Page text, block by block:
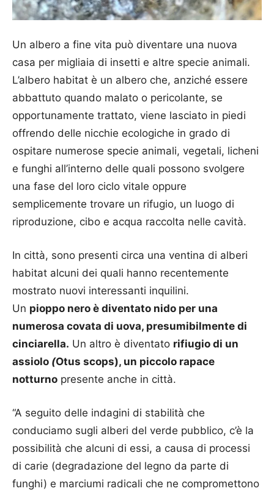
Un albero a fine vita può diventare una nuova
casa per migliaia di insetti e altre specie animali.
L’albero habitat è un albero che, anziché essere
abbattuto quando malato o pericolante, se
opportunamente trattato, viene lasciato in piedi
offrendo delle nicchie ecologiche in grado di
ospitare numerose specie animali, vegetali, licheni
e funghi all’interno delle quali possono svolgere
una fase del loro ciclo vitale oppure
semplicemente trovare un rifugio, un luogo di
riproduzione, cibo e acqua raccolta nelle cavità.
In città, sono presenti circa una ventina di alberi
habitat alcuni dei quali hanno recentemente
mostrato nuovi interessanti inquilini.
Un pioppo nero è diventato nido per una
numerosa covata di uova, presumibilmente di
cinciarella. Un altro è diventato rifiugio di un
assiolo (Otus scops), un piccolo rapace
notturno presente anche in città.
“A seguito delle indagini di stabilità che
conduciamo sugli alberi del verde pubblico, c’è la
possibilità che alcuni di essi, a causa di processi
di carie (degradazione del legno da parte di
funghi) e marciumi radicali che ne compromettono